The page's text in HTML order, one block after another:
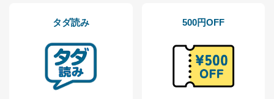
当社カスタマーQ＆
サイトのサービス内容のご案内の
ｅメール等による商品、サービ
ス、キャンペーン等の広告に関す
採用応募者の方の
個人情報
採用選考、ご連絡のため
タダ読み 500円OFF